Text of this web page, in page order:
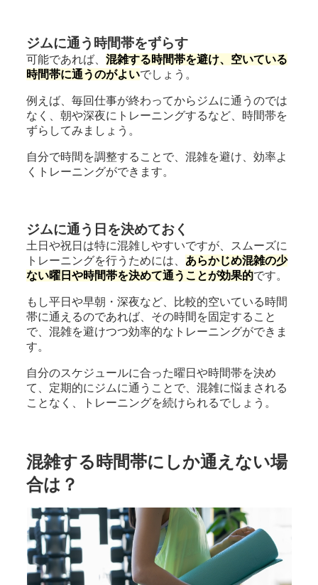
ジムに通う時間帯をずらす
可能であれば、混雑する時間帯を避け、空いている
時間帯に通うのがよいでしょう。
例えば、毎回仕事が終わってからジムに通うのでは
なく、朝や深夜にトレーニングするなど、時間帯を
ずらしてみましょう。
自分で時間を調整することで、混雑を避け、効率よ
くトレーニングができます。
ジムに通う日を決めておく
土日や祝日は特に混雑しやすいですが、スムーズに
トレーニングを行うためには、 あらかじめ混雑の少
ない曜日や時間帯を決めて通うことが効果的です。
もし平日や早朝・深夜など、比較的空いている時間
帯に通えるのであれば、その時間を固定すること
で、混雑を避けつつ効率的なトレーニングができま
す。
自分のスケジュールに合った曜日や時間帯を決め
て、定期的にジムに通うことで、混雑に悩まされる
ことなく、トレーニングを続けられるでしょう。
混雑する時間帯にしか通えない場
合は？